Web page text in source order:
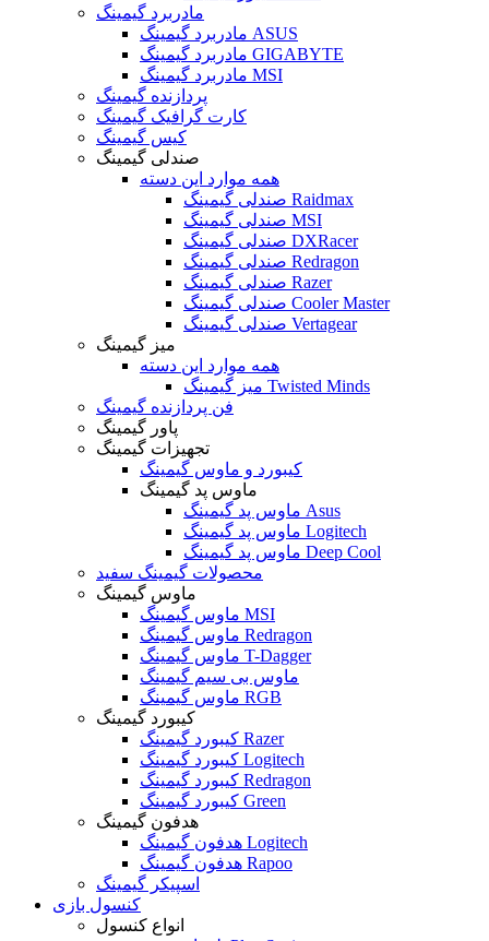
مادربرد گیمینگ
مادربرد گیمینگ ASUS
مادربرد گیمینگ GIGABYTE
مادربرد گیمینگ MSI
پردازنده گیمینگ
کارت گرافیک گیمینگ
کیس گیمینگ
صندلی گیمینگ
همه موارد این دسته
صندلی گیمینگ Raidmax
صندلی گیمینگ MSI
صندلی گیمینگ DXRacer
صندلی گیمینگ Redragon
صندلی گیمینگ Razer
صندلی گیمینگ Cooler Master
صندلی گیمینگ Vertagear
میز گیمینگ
همه موارد این دسته
میز گیمینگ Twisted Minds
فن پردازنده گیمینگ
پاور گیمینگ
تجهیزات گیمینگ
کیبورد و ماوس گیمینگ
ماوس پد گیمینگ
ماوس پد گیمینگ Asus
ماوس پد گیمینگ Logitech
ماوس پد گیمینگ Deep Cool
محصولات گیمینگ سفید
ماوس گیمینگ
ماوس گیمینگ MSI
ماوس گیمینگ Redragon
ماوس گیمینگ T-Dagger
ماوس بی سیم گیمینگ
ماوس گیمینگ RGB
کیبورد گیمینگ
کیبورد گیمینگ Razer
کیبورد گیمینگ Logitech
کیبورد گیمینگ Redragon
کیبورد گیمینگ Green
هدفون گیمینگ
هدفون گیمینگ Logitech
هدفون گیمینگ Rapoo
اسپیکر گیمینگ
کنسول بازی
انواع کنسول